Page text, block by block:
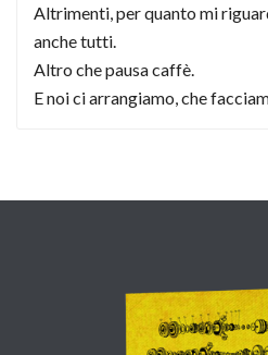
Altrimenti, per quanto mi
anche tutti.
Altro che pausa caffè.
E noi ci arrangiamo, che